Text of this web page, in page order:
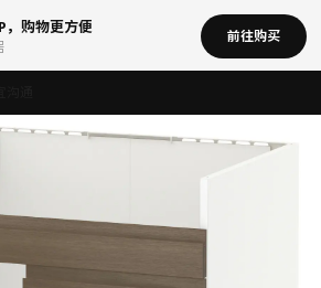
，购物更方便 前往购买